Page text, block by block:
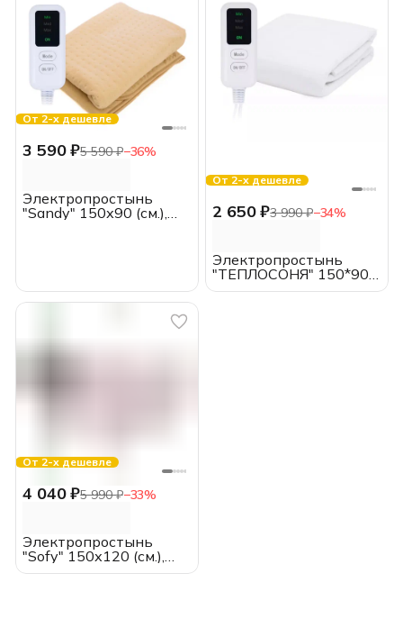
От 2-х дешевле
3 590 ₽5 590 ₽−36%
Электропростынь
"Sandy" 150х90 (см.),
От 2-х дешевле
2 650 ₽3 990 ₽−34%
Электропростынь
"ТЕПЛОСОНЯ" 150*90
(см.), EcoSapiens, с
От 2-х дешевле
4 040 ₽5 990 ₽−33%
Электропростынь
"Sofy" 150х120 (см.),
EcoSapiens, с пультом